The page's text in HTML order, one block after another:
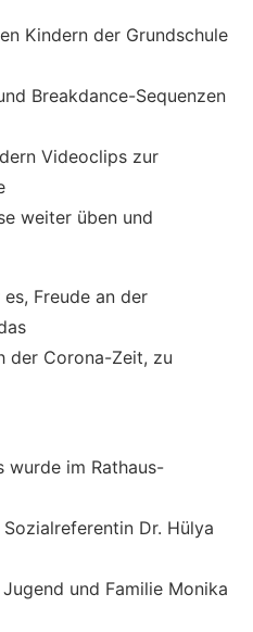
Kindern der Grundschule
Breakdance-Sequenzen
Videoclips zur
weiter üben und
Freude an der
der Corona-Zeit, zu
wurde im Rathaus-
Dr. Hülya
und Familie Monika